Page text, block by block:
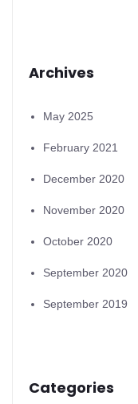
Archives
May 2025
February 2021
December 2020
November 2020
October 2020
September 2020
September 2019
Categories